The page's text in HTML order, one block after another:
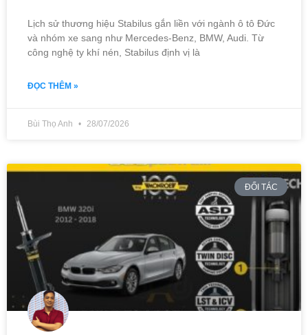
Lịch sử thương hiệu Stabilus gắn liền với ngành ô tô Đức
và nhóm xe sang như Mercedes-Benz, BMW, Audi. Từ
công nghệ ty khí nén, Stabilus định vị là
ĐỌC THÊM »
Bùi Thọ Anh 28/07/2026
ĐỐI TÁC